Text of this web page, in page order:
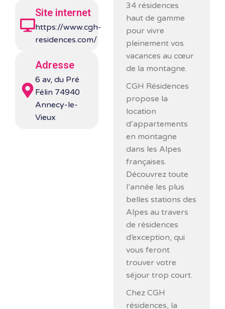
Site internet
https://www.cgh-
residences.com/
Adresse
6 av, du Pré
Félin 74940
Annecy-le-
Vieux
34 résidences
haut de gamme
pour vivre
pleinement vos
vacances au cœur
de la montagne.
CGH Résidences
propose la
location
d’appartements
en montagne
dans les Alpes
françaises.
Découvrez toute
l’année les plus
belles stations des
Alpes au travers
de résidences
d’exception, qui
vous feront
trouver votre
séjour trop court.
Chez CGH
résidences, la